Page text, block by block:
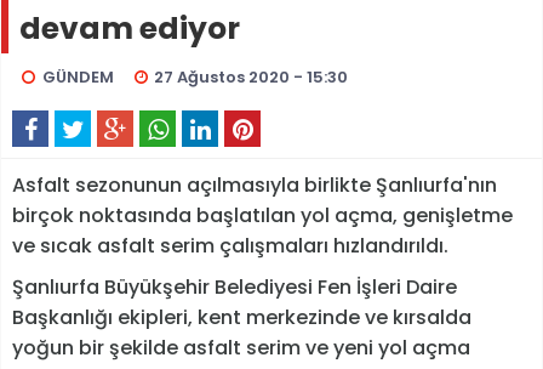
devam ediyor
GÜNDEM 27 Ağustos 2020 - 15:30
Asfalt sezonunun açılmasıyla birlikte Şanlıurfa'nın
birçok noktasında başlatılan yol açma, genişletme
ve sıcak asfalt serim çalışmaları hızlandırıldı.
Şanlıurfa Büyükşehir Belediyesi Fen İşleri Daire
Başkanlığı ekipleri, kent merkezinde ve kırsalda
yoğun bir şekilde asfalt serim ve yeni yol açma